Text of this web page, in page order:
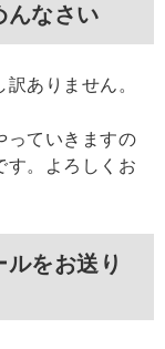
んなさい
ありません。
っていきますの
す。よろしくお
をお送り